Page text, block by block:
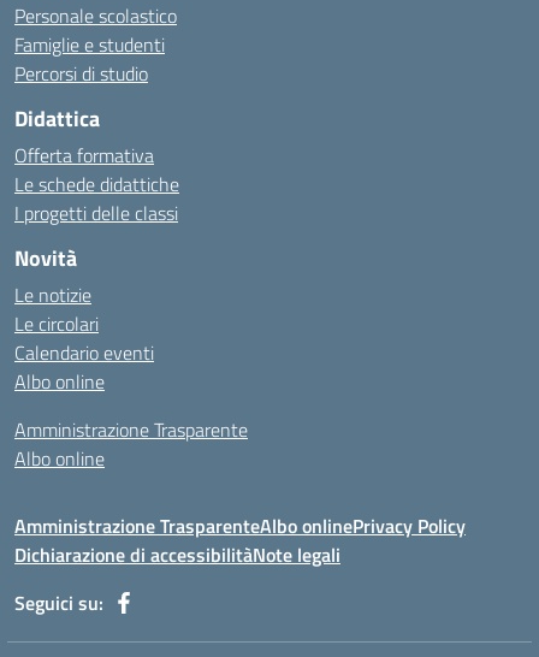
Personale scolastico
Famiglie e studenti
Percorsi di studio
Didattica
Offerta formativa
Le schede didattiche
I progetti delle classi
Novità
Le notizie
Le circolari
Calendario eventi
Albo online
Amministrazione Trasparente
Albo online
Amministrazione TrasparenteAlbo onlinePrivacy Policy
Dichiarazione di accessibilitàNote legali
Seguici su: